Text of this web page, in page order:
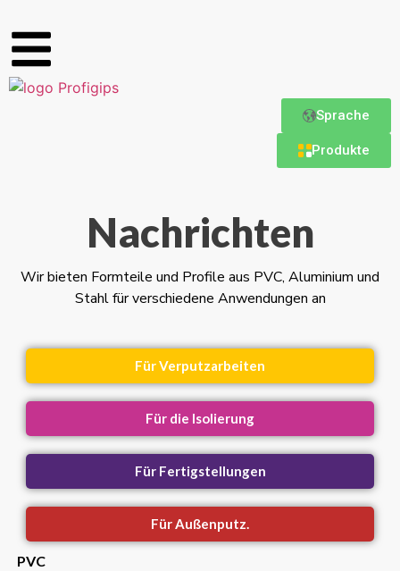
Sprache
Produkte
Nachrichten
Wir bieten Formteile und Profile aus PVC, Aluminium und
Stahl für verschiedene Anwendungen an
Für Verputzarbeiten
Für die Isolierung
Für Fertigstellungen
Für Außenputz.
PVC